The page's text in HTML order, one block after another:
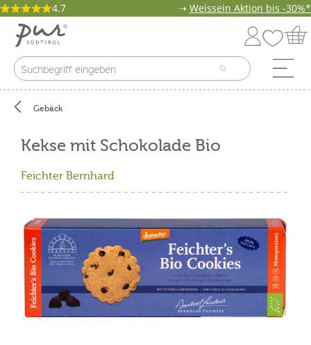
4.7 ➝ Weissein Aktion bis -30%*
Gebäck
Kekse mit Schokolade Bio
Feichter Bernhard